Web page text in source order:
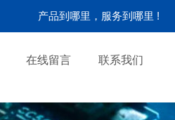
产品到哪里，服务到哪里 !
在线留言 联系我们